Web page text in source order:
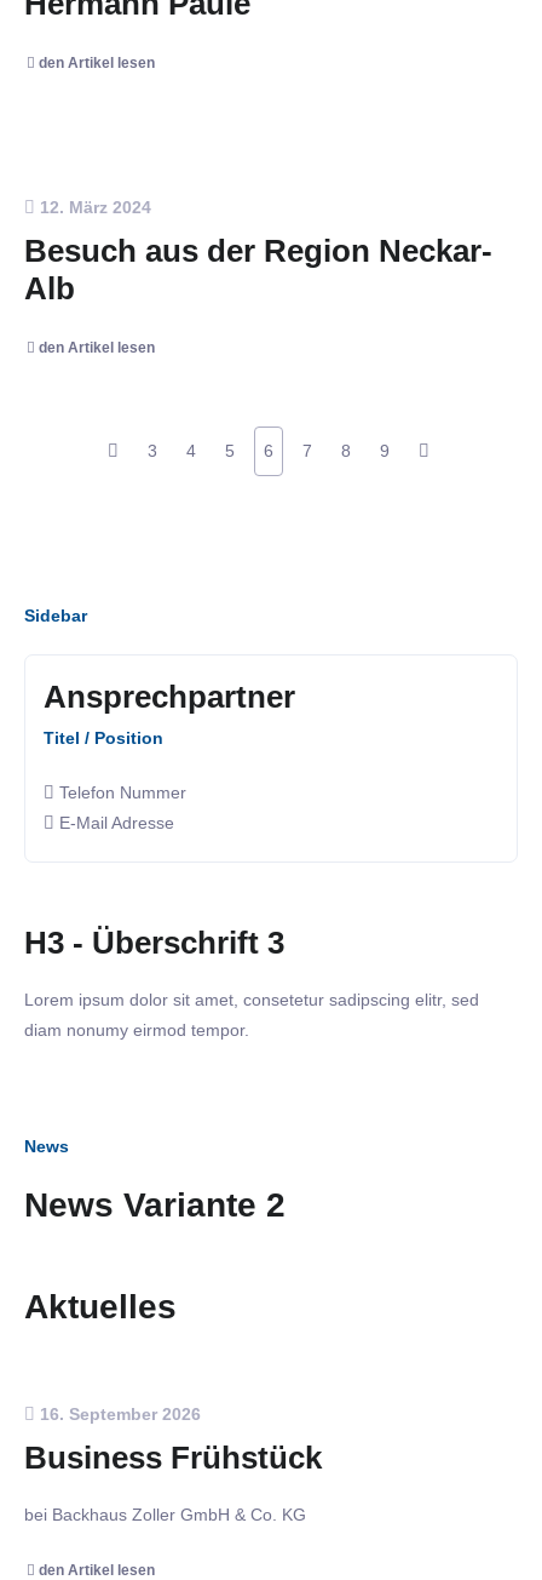
den Artikel lesen
12. März 2024
Besuch aus der Region Neckar-
Alb
den Artikel lesen
3 4 5 6 7 8 9
Sidebar
Ansprechpartner
Titel / Position
Telefon Nummer
E-Mail Adresse
H3 - Überschrift 3
Lorem ipsum dolor sit amet, consetetur sadipscing elitr, sed
diam nonumy eirmod tempor.
News
News Variante 2
Aktuelles
16. September 2026
Business Frühstück
bei Backhaus Zoller GmbH & Co. KG
den Artikel lesen